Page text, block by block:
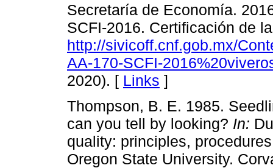
Secretaría de Economía.
SCFI-2016. Certificación de
http://sivicoff.cnf.gob.mx/
AA-170-SCFI-
2020). [ Links ]
Thompson, B. E. 1985.
can you tell by looking? In:
quality: principles,
Oregon State University.